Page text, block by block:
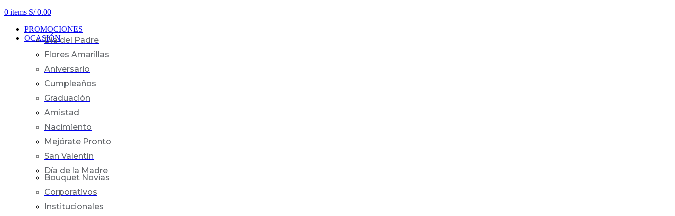
0 items S/0.00
PROMOCIONES
OCASIÓNDía del Padre
Flores Amarillas
Aniversario
Cumpleaños
Graduación
Amistad
Nacimiento
Mejórate Pronto
San Valentín
Día de la Madre
Bouquet Novias
Corporativos
Institucionales